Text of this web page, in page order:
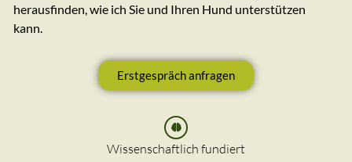
herausfinden, wie ich Sie und Ihren Hund unterstützen
kann.
Erstgespräch anfragen
Wissenschaftlich fundiert